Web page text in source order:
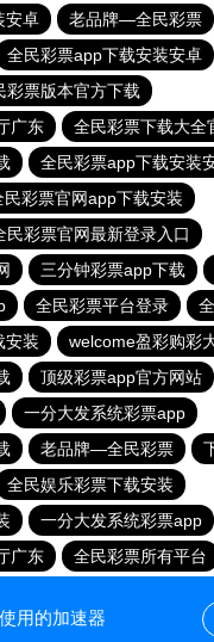
安卓
老品牌—全民彩票
全民彩票app下载安装安卓
彩票版本官方下载
广东
全民彩票下载大全
全民彩票app下载安装
民彩票官网app下载安装
民彩票官网最新登录入口
三分钟彩票app下载
全民彩票平台登录
安装
welcome盈彩购彩
顶级彩票app官方网站
一分大发系统彩票app
老品牌—全民彩票
全民娱乐彩票下载安装
一分大发系统彩票app
广东
全民彩票所有平台
口
用的加速器